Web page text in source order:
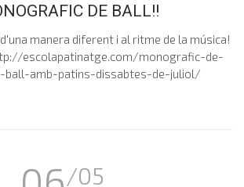
DE BALL!!
manera diferent i al ritme de la música!
escolapatinatge.com/monografic-de-
ball-amb-patins-dissabtes-de-juliol/
/05